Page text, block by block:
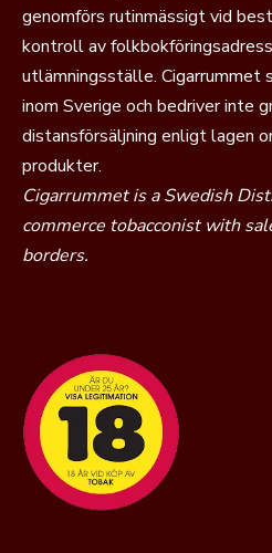
genomförs rutinmässigt vid
kontroll av
utlämningsställe. Cigarrummet
inom Sverige och bedriver inte
distansförsäljning enligt lagen
produkter.
Cigarrummet is a Swedish
commerce tobacconist with
borders.